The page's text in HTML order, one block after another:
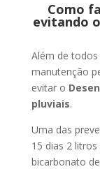
Como
evitando
Além de
manutenção
evitar o
pluviais.
Uma das
15 dias 2
bicarbonato